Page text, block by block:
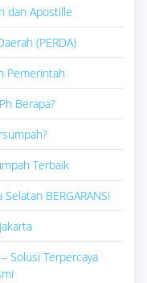
dan Apostille
(PERDA)
Pemerintah
Berapa?
Terbaik
BERGARANSI
Solusi Terpercaya